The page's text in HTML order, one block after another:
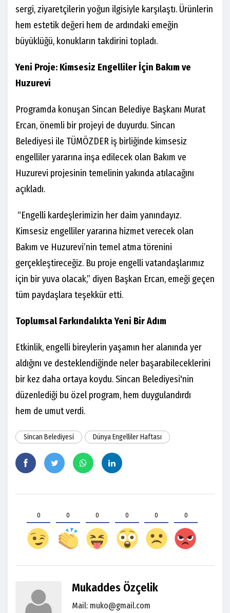
sergi, ziyaretçilerin yoğun ilgisiyle karşılaştı. Ürünlerin
hem estetik değeri hem de ardındaki emeğin
büyüklüğü, konukların takdirini topladı.
Yeni Proje: Kimsesiz Engelliler İçin Bakım ve
Huzurevi
Programda konuşan Sincan Belediye Başkanı Murat
Ercan, önemli bir projeyi de duyurdu. Sincan
Belediyesi ile TÜMÖZDER iş birliğinde kimsesiz
engelliler yararına inşa edilecek olan Bakım ve
Huzurevi projesinin temelinin yakında atılacağını
açıkladı.
“Engelli kardeşlerimizin her daim yanındayız.
Kimsesiz engelliler yararına hizmet verecek olan
Bakım ve Huzurevi’nin temel atma törenini
gerçekleştireceğiz. Bu proje engelli vatandaşlarımız
için bir yuva olacak,” diyen Başkan Ercan, emeği geçen
tüm paydaşlara teşekkür etti.
Toplumsal Farkındalıkta Yeni Bir Adım
Etkinlik, engelli bireylerin yaşamın her alanında yer
aldığını ve desteklendiğinde neler başarabileceklerini
bir kez daha ortaya koydu. Sincan Belediyesi'nin
düzenlediği bu özel program, hem duygulandırdı
hem de umut verdi.
Sincan Belediyesi Dünya Engelliler Haftası
0 0 0 0 0 0
Mukaddes Özçelik
Mail: muko@gmail.com